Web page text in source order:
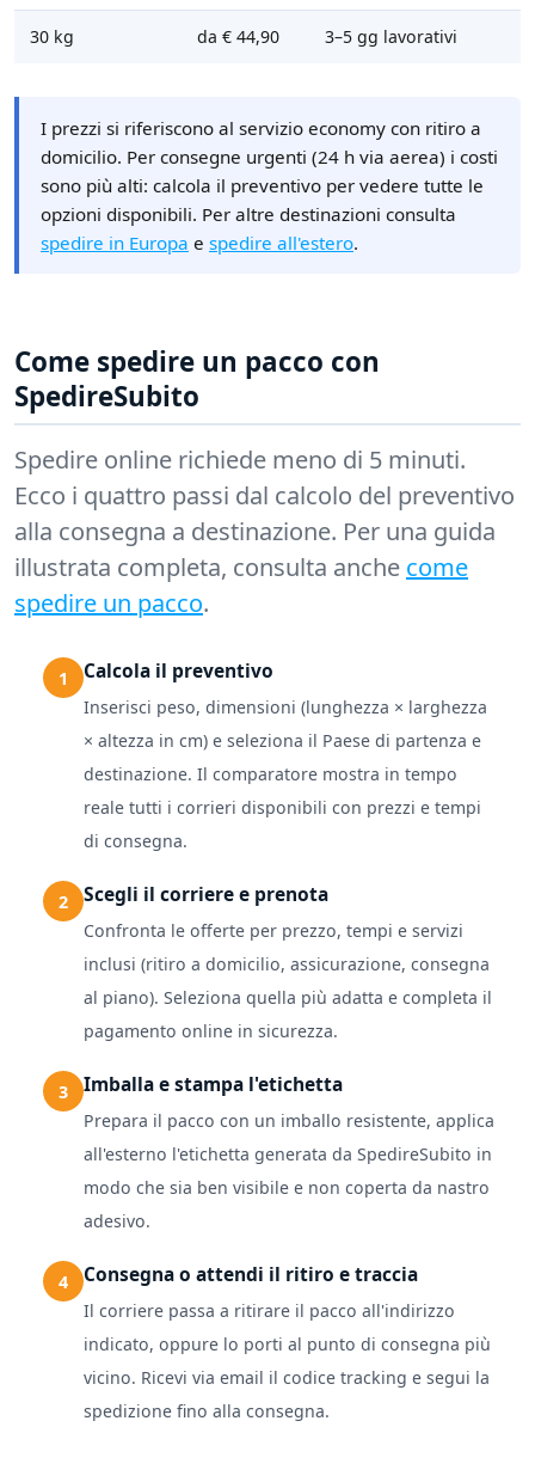
30 kg da € 44,90 3–5 gg lavorativi
I prezzi si riferiscono al servizio economy con ritiro a
domicilio. Per consegne urgenti (24 h via aerea) i costi
sono più alti: calcola il preventivo per vedere tutte le
opzioni disponibili. Per altre destinazioni consulta
spedire in Europa e spedire all'estero.
Come spedire un pacco con
SpedireSubito
Spedire online richiede meno di 5 minuti.
Ecco i quattro passi dal calcolo del preventivo
alla consegna a destinazione. Per una guida
illustrata completa, consulta anche come
spedire un pacco.
Calcola il preventivo
Inserisci peso, dimensioni (lunghezza × larghezza
× altezza in cm) e seleziona il Paese di partenza e
destinazione. Il comparatore mostra in tempo
reale tutti i corrieri disponibili con prezzi e tempi
di consegna.
Scegli il corriere e prenota
Confronta le offerte per prezzo, tempi e servizi
inclusi (ritiro a domicilio, assicurazione, consegna
al piano). Seleziona quella più adatta e completa il
pagamento online in sicurezza.
Imballa e stampa l'etichetta
Prepara il pacco con un imballo resistente, applica
all'esterno l'etichetta generata da SpedireSubito in
modo che sia ben visibile e non coperta da nastro
adesivo.
Consegna o attendi il ritiro e traccia
Il corriere passa a ritirare il pacco all'indirizzo
indicato, oppure lo porti al punto di consegna più
vicino. Ricevi via email il codice tracking e segui la
spedizione fino alla consegna.